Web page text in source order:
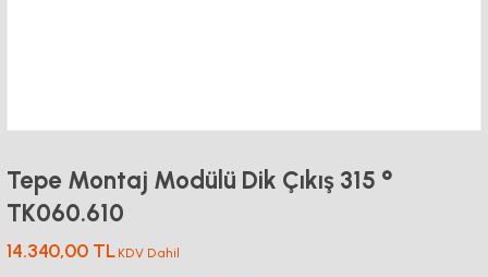
Tepe Montaj Modülü Dik Çıkış 315 °
TK060.610
14.340,00 TL KDV Dahil